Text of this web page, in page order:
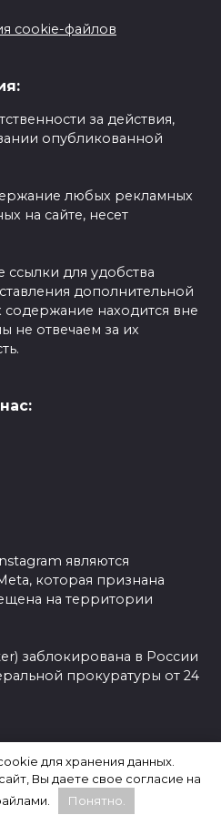
cookie-файлов
за действия,
опубликованной
любых рекламных
на сайте, несет
для удобства
дополнительной
находится вне
не отвечаем за их
являются
которая признана
на территории
заблокирована в России
прокуратуры от 24
для хранения данных.
Вы даете свое согласие на
Понятно.